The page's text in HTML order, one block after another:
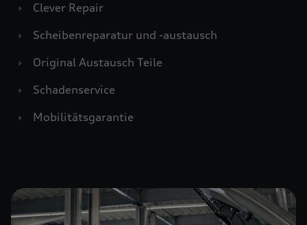
›
Clever Repair
›
Scheibenreparatur und -austausch
›
Original Austausch Teile
›
Schadenservice
›
Mobilitätsgarantie